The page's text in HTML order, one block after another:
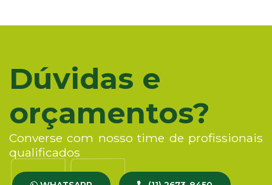
Dúvidas e
orçamentos?
Converse com nosso time de profissionais
qualificados